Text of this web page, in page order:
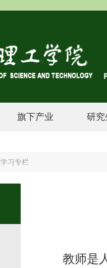
旗下产业 研究
学习专栏
教师是